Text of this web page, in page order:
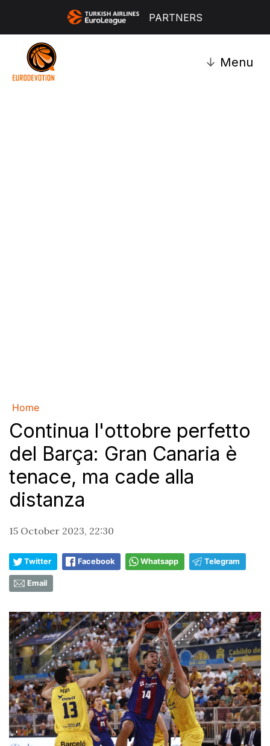
PARTNERS
↓ Menu
Home
Continua l'ottobre perfetto
del Barça: Gran Canaria è
tenace, ma cade alla
distanza
15 October 2023, 22:30
Twitter Facebook Whatsapp Telegram
Email